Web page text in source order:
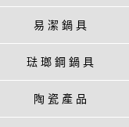
易 潔 鍋 具
琺 瑯 鋼 鍋 具
陶 瓷 產 品